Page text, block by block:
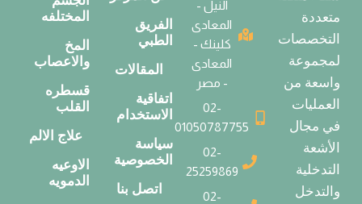
متعددة
التخصصات
لمجموعة
واسعة من
العمليات
في مجال
الأشعة
التدخلية
والتدخل
الفريق
الطبي
المقالات
اتفاقية
الاستخدام
سياسة
الخصوصية
اتصل بنا
المختلفه
المخ
والاعصاب
قسطره
القلب
علاج الالم
الاوعيه
الدمويه
النيل -
المعادى
كلينك -
المعادى
- مصر
02-
01050787755
02-
25259869
02-